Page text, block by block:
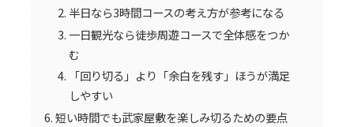
半日なら3時間コースの考え方が参考になる
一日観光なら徒歩周遊コースで全体感をつか
む
「回り切る」より「余白を残す」ほうが満足
しやすい
短い時間でも武家屋敷を楽しみ切るための要点